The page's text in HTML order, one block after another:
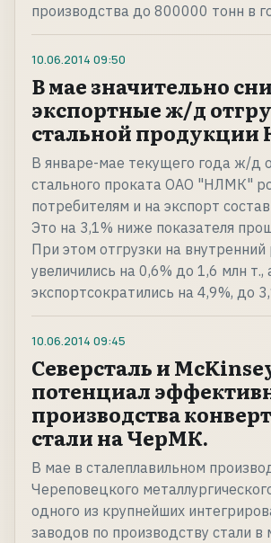
производства до 800000 тонн в
10.06.2014 09:50
В мае значительно
экспортные ж/д
стальной
В январе-мае текущего года ж/д
стального проката ОАО "НЛМК"
потребителям и на экспорт
Это на 3,1% ниже показателя
При этом отгрузки на
увеличились на 0,6% до 1,6 млн т.,
экспортсократились на 4,9%, до
10.06.2014 09:45
Северсталь и
потенциал
производства
стали на ЧерМК.
В мае в сталеплавильном
Череповецкого
одного из крупнейших
заводов по производству стали в